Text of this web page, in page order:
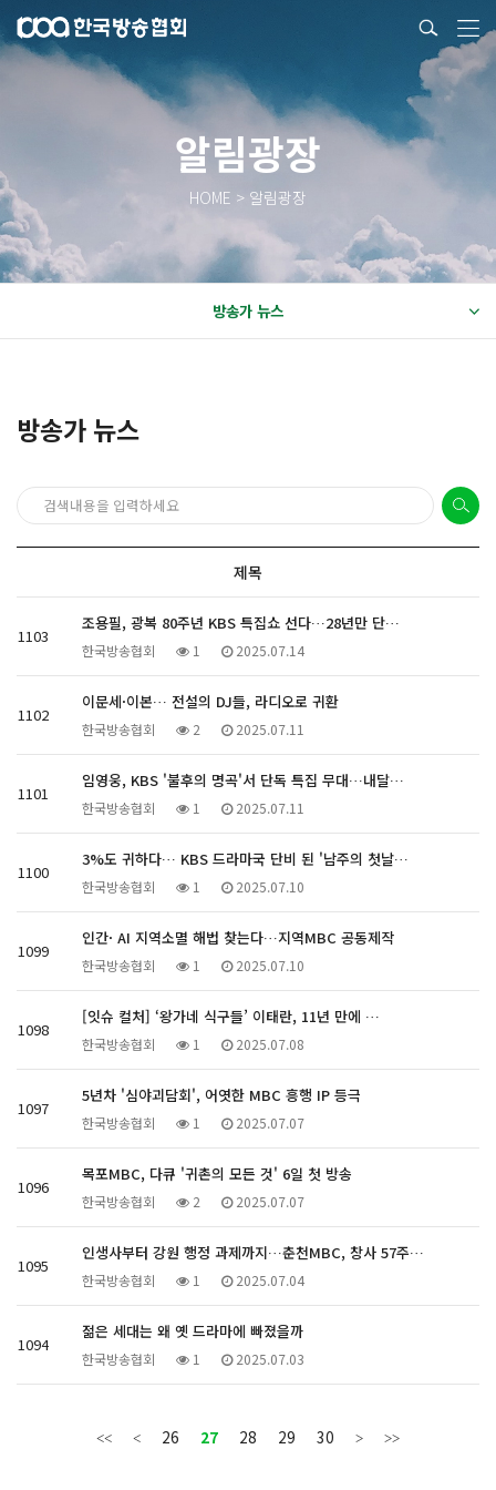
알림광장
HOME > 알림광장
방송가 뉴스
방송가 뉴스
제목
1103
조용필, 광복 80주년 KBS 특집쇼 선다…28년만 단…
한국방송협회 1 2025.07.14
1102
이문세·이본… 전설의 DJ들, 라디오로 귀환
한국방송협회 2 2025.07.11
1101
임영웅, KBS '불후의 명곡'서 단독 특집 무대…내달…
한국방송협회 1 2025.07.11
1100
3%도 귀하다… KBS 드라마국 단비 된 '남주의 첫날…
한국방송협회 1 2025.07.10
1099
인간· AI 지역소멸 해법 찾는다…지역MBC 공동제작
한국방송협회 1 2025.07.10
1098
[잇슈 컬처] ‘왕가네 식구들’ 이태란, 11년 만에 …
한국방송협회 1 2025.07.08
1097
5년차 '심야괴담회', 어엿한 MBC 흥행 IP 등극
한국방송협회 1 2025.07.07
1096
목포MBC, 다큐 '귀촌의 모든 것' 6일 첫 방송
한국방송협회 2 2025.07.07
1095
인생사부터 강원 행정 과제까지…춘천MBC, 창사 57주…
한국방송협회 1 2025.07.04
1094
젊은 세대는 왜 옛 드라마에 빠졌을까
한국방송협회 1 2025.07.03
26 27 28 29 30